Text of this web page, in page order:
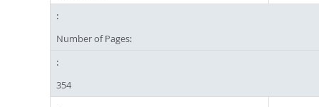
Number of Pages:
354